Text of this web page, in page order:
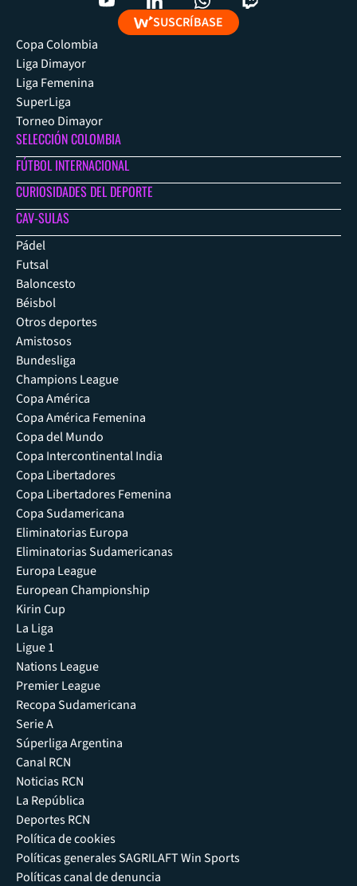
SUSCRÍBASE
Copa Colombia
Liga Dimayor
Liga Femenina
SuperLiga
Torneo Dimayor
SELECCIÓN COLOMBIA
FÚTBOL INTERNACIONAL
CURIOSIDADES DEL DEPORTE
CAV-SULAS
Pádel
Futsal
Baloncesto
Béisbol
Otros deportes
Amistosos
Bundesliga
Champions League
Copa América
Copa América Femenina
Copa del Mundo
Copa Intercontinental India
Copa Libertadores
Copa Libertadores Femenina
Copa Sudamericana
Eliminatorias Europa
Eliminatorias Sudamericanas
Europa League
European Championship
Kirin Cup
La Liga
Ligue 1
Nations League
Premier League
Recopa Sudamericana
Serie A
Súperliga Argentina
Canal RCN
Noticias RCN
La República
Deportes RCN
Política de cookies
Políticas generales SAGRILAFT Win Sports
Políticas canal de denuncia